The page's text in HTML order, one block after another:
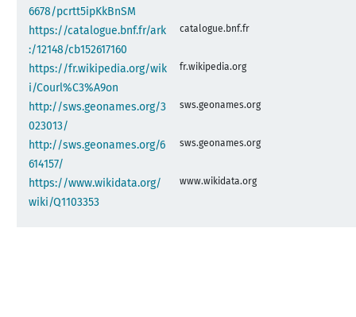
6678/pcrtt5ipKkBnSM
https://catalogue.bnf.fr/ark
:/12148/cb152617160
catalogue.bnf.fr
https://fr.wikipedia.org/wik
i/Courl%C3%A9on
fr.wikipedia.org
http://sws.geonames.org/3
023013/
sws.geonames.org
http://sws.geonames.org/6
614157/
sws.geonames.org
https://www.wikidata.org/
wiki/Q1103353
www.wikidata.org